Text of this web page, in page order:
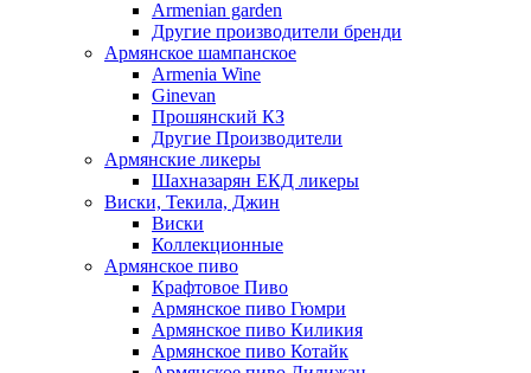
Armenian garden
Другие производители бренди
Армянское шампанское
Armenia Wine
Ginevan
Прошянский КЗ
Другие Производители
Армянские ликеры
Шахназарян ЕКД ликеры
Виски, Текила, Джин
Виски
Коллекционные
Армянское пиво
Крафтовое Пиво
Армянское пиво Гюмри
Армянское пиво Киликия
Армянское пиво Котайк